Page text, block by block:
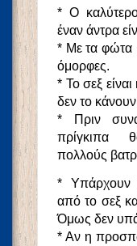
* Ο
έναν άντρα
* Με τα φώτα
όμορφες.
* Το σεξ
δεν το
* Πριν
πρίγκιπα
πολλούς
* Υπάρχουν
από το σεξ
Όμως δεν
* Αν η